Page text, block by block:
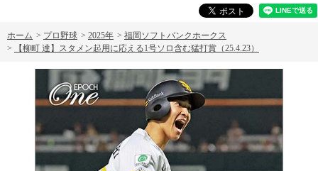
ホーム > プロ野球 > 2025年 > 福岡ソフトバンクホークス
>
【柳町 達】スタメン起用に応える1号ソロ含む猛打賞（25.4.23）